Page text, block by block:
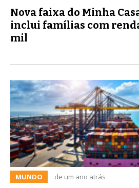
Nova faixa do Minha
inclui famílias com
mil
MUNDO de um ano atrás